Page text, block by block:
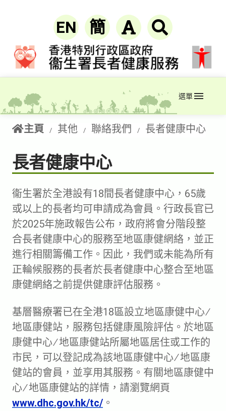
EN 簡
選單
主頁 其他 聯絡我們 長者健康中心
長者健康中心
衞生署於全港設有18間長者健康中心，65歲
或以上的長者均可申請成為會員。行政長官已
於2025年施政報告公布，政府將會分階段整
合長者健康中心的服務至地區康健網絡，並正
進行相關籌備工作。因此，我們或未能為所有
正輪候服務的長者於長者健康中心整合至地區
康健網絡之前提供健康評估服務。
基層醫療署已在全港18區設立地區康健中心 ∕
地區康健站，服務包括健康風險評估。於地區
康健中心 ∕ 地區康健站所屬地區居住或工作的
市民，可以登記成為該地區康健中心 ∕ 地區康
健站的會員，並享用其服務。有關地區康健中
心 ∕ 地區康健站的詳情，請瀏覽網頁
www.dhc.gov.hk/tc/ 。